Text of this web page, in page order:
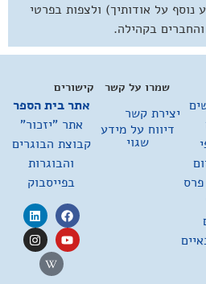
נוסף על אודותיך) ולצפות בפרטי
בקהילה.
פרס
קישורים
אתר בית הספר
אתר "יזכור"
קבוצת הבוגרים
והבוגרות
בפייסבוק
שמרו על קשר
יצירת קשר
דיווח על מידע
שגוי